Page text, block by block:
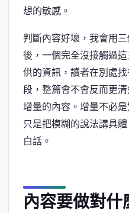
想的敏感。
判斷內容好壞，我會用
後，一個完全沒接觸過
供的資訊，讀者在別處
段，整篇會不會反而更
增量的內容。增量不必
只是把模糊的說法講具
白話。
內容要做對